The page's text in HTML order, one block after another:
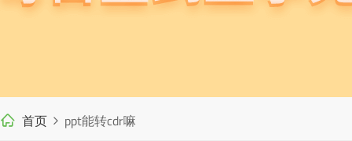
首页 ppt能转cdr嘛